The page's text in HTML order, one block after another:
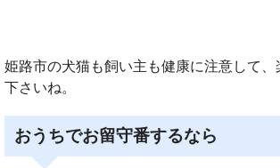
姫路市の犬猫も飼い主も健康に注意して、
下さいね。
おうちでお留守番するなら